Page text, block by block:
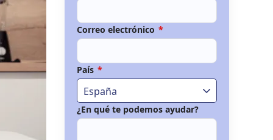
Correo electrónico *
País *
España
¿En qué te podemos ayudar?